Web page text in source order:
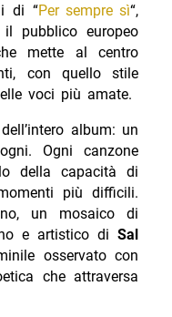
di “Per sempre sì“,
pubblico europeo
mette al centro
con quello stile
voci più amate.
album: un
Ogni canzone
della capacità di
più difficili.
un mosaico di
e artistico diSal
osservato con
che attraversa